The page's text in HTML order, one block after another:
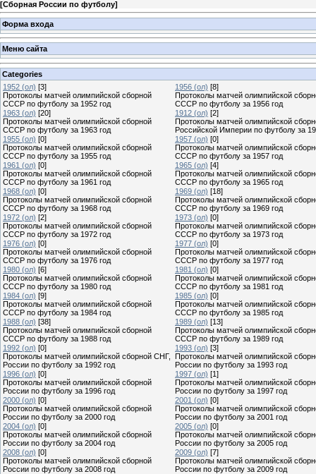
[Сборная России по футболу]
Форма входа
Меню сайта
Categories
1952 (ол) [3]
Протоколы матчей олимпийской сборной
СССР по футболу за 1952 год
1956 (ол) [8]
Протоколы матчей олимпийской
СССР по футболу за 1956 год
1963 (ол) [20]
Протоколы матчей олимпийской сборной
СССР по футболу за 1963 год
1912 (ол) [2]
Протоколы матчей олимпийской
Российской Империи по футболу за
1955 (ол) [0]
Протоколы матчей олимпийской сборной
СССР по футболу за 1955 год
1957 (ол) [0]
Протоколы матчей олимпийской
СССР по футболу за 1957 год
1961 (ол) [0]
Протоколы матчей олимпийской сборной
СССР по футболу за 1961 год
1965 (ол) [4]
Протоколы матчей олимпийской
СССР по футболу за 1965 год
1968 (ол) [0]
Протоколы матчей олимпийской сборной
СССР по футболу за 1968 год
1969 (ол) [18]
Протоколы матчей олимпийской
СССР по футболу за 1969 год
1972 (ол) [2]
Протоколы матчей олимпийской сборной
СССР по футболу за 1972 год
1973 (ол) [0]
Протоколы матчей олимпийской
СССР по футболу за 1973 год
1976 (ол) [0]
Протоколы матчей олимпийской сборной
СССР по футболу за 1976 год
1977 (ол) [0]
Протоколы матчей олимпийской
СССР по футболу за 1977 год
1980 (ол) [6]
Протоколы матчей олимпийской сборной
СССР по футболу за 1980 год
1981 (ол) [0]
Протоколы матчей олимпийской
СССР по футболу за 1981 год
1984 (ол) [9]
Протоколы матчей олимпийской сборной
СССР по футболу за 1984 год
1985 (ол) [0]
Протоколы матчей олимпийской
СССР по футболу за 1985 год
1988 (ол) [38]
Протоколы матчей олимпийской сборной
СССР по футболу за 1988 год
1989 (ол) [13]
Протоколы матчей олимпийской
СССР по футболу за 1989 год
1992 (ол) [0]
Протоколы матчей олимпийской сборной СНГ,
России по футболу за 1992 год
1993 (ол) [3]
Протоколы матчей олимпийской
России по футболу за 1993 год
1996 (ол) [0]
Протоколы матчей олимпийской сборной
России по футболу за 1996 год
1997 (ол) [1]
Протоколы матчей олимпийской
России по футболу за 1997 год
2000 (ол) [0]
Протоколы матчей олимпийской сборной
России по футболу за 2000 год
2001 (ол) [0]
Протоколы матчей олимпийской
России по футболу за 2001 год
2004 (ол) [0]
Протоколы матчей олимпийской сборной
России по футболу за 2004 год
2005 (ол) [0]
Протоколы матчей олимпийской
России по футболу за 2005 год
2008 (ол) [0]
Протоколы матчей олимпийской сборной
России по футболу за 2008 год
2009 (ол) [7]
Протоколы матчей олимпийской
России по футболу за 2009 год